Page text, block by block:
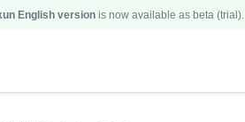
English versionis now available as beta (trial).